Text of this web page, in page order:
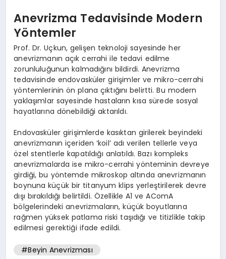
Anevrizma Tedavisinde Modern
Yöntemler
Prof. Dr. Uçkun, gelişen teknoloji sayesinde her
anevrizmanın açık cerrahi ile tedavi edilme
zorunluluğunun kalmadığını bildirdi. Anevrizma
tedavisinde endovasküler girişimler ve mikro-cerrahi
yöntemlerinin ön plana çıktığını belirtti. Bu modern
yaklaşımlar sayesinde hastaların kısa sürede sosyal
hayatlarına dönebildiği aktarıldı.
Endovasküler girişimlerde kasıktan girilerek beyindeki
anevrizmanın içeriden ‘koil’ adı verilen tellerle veya
özel stentlerle kapatıldığı anlatıldı. Bazı kompleks
anevrizmalarda ise mikro-cerrahi yönteminin devreye
girdiği, bu yöntemde mikroskop altında anevrizmanın
boynuna küçük bir titanyum klips yerleştirilerek devre
dışı bırakıldığı belirtildi. Özellikle A1 ve AComA
bölgelerindeki anevrizmaların, küçük boyutlarına
rağmen yüksek patlama riski taşıdığı ve titizlikle takip
edilmesi gerektiği ifade edildi.
#Beyin Anevrizması